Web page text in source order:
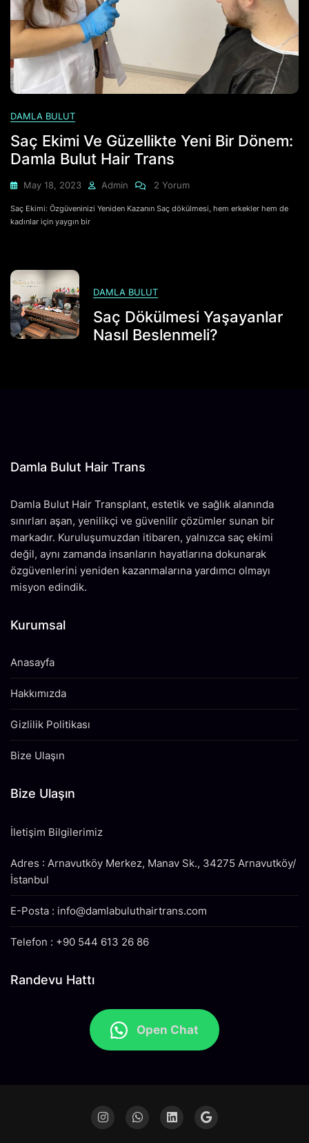
DAMLA BULUT
Saç Ekimi Ve Güzellikte Yeni Bir Dönem:
Damla Bulut Hair Trans
May 18, 2023 Admin
Saç
Ve
Bulut
Hair
Trans
Için
2 Yorum
Saç Ekimi: Özgüveninizi Yeniden Kazanın Saç dökülmesi, hem erkekler hem de
kadınlar için yaygın bir
DAMLA BULUT
Saç Dökülmesi Yaşayanlar
Nasıl Beslenmeli?
Damla Bulut Hair Trans
Damla Bulut Hair Transplant, estetik ve sağlık alanında
sınırları aşan, yenilikçi ve güvenilir çözümler sunan bir
markadır. Kuruluşumuzdan itibaren, yalnızca saç ekimi
değil, aynı zamanda insanların hayatlarına dokunarak
özgüvenlerini yeniden kazanmalarına yardımcı olmayı
misyon edindik.
Kurumsal
Anasayfa
Hakkımızda
Gizlilik Politikası
Bize Ulaşın
Bize Ulaşın
İletişim Bilgilerimiz
Adres : Arnavutköy Merkez, Manav Sk., 34275 Arnavutköy/
İstanbul
E-Posta : info@damlabuluthairtrans.com
Telefon : +90 544 613 26 86
Randevu Hattı
Open Chat